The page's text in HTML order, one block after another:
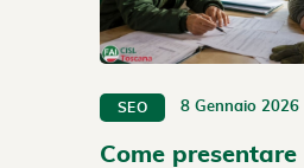
SEO 8 Gennaio 2026
Come presentare